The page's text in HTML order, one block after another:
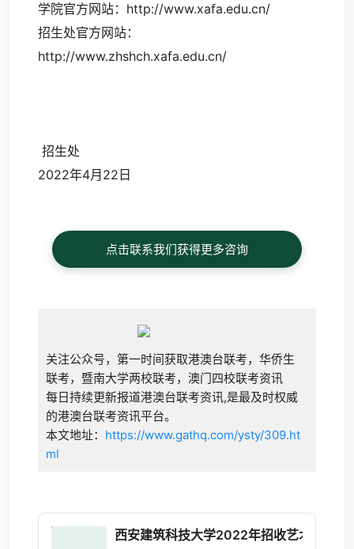
学院官方网站：http://www.xafa.edu.cn/
招生处官方网站：
http://www.zhshch.xafa.edu.cn/
招生处
2022年4月22日
点击联系我们获得更多咨询
关注公众号，第一时间获取港澳台联考，华侨生
联考，暨南大学两校联考，澳门四校联考资讯
每日持续更新报道港澳台联考资讯,是最及时权威
的港澳台联考资讯平台。
本文地址： https://www.gathq.com/ysty/309.ht
ml
西安建筑科技大学2022年招收艺术类港澳